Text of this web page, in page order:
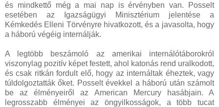
és mindkettő még a mai nap is érvényben van. Posselt
esetében az Igazságügyi Minisztérium jelentése a
Kémkedés Elleni Törvényre hivatkozott, és a javasolta, hogy
a háború végéig internálják.
A legtöbb beszámoló az amerikai internálótáborokról
viszonylag pozitív képet festett, ahol katonás rend uralkodott,
és csak ritkán fordult elő, hogy az internáltak éheztek, vagy
túldolgoztatták őket. Posselt évekkel a háború után számolt
be az élményeiről az American Mercury hasábjain. A
legrosszabb élményei az öngyilkosságok, a több tucat